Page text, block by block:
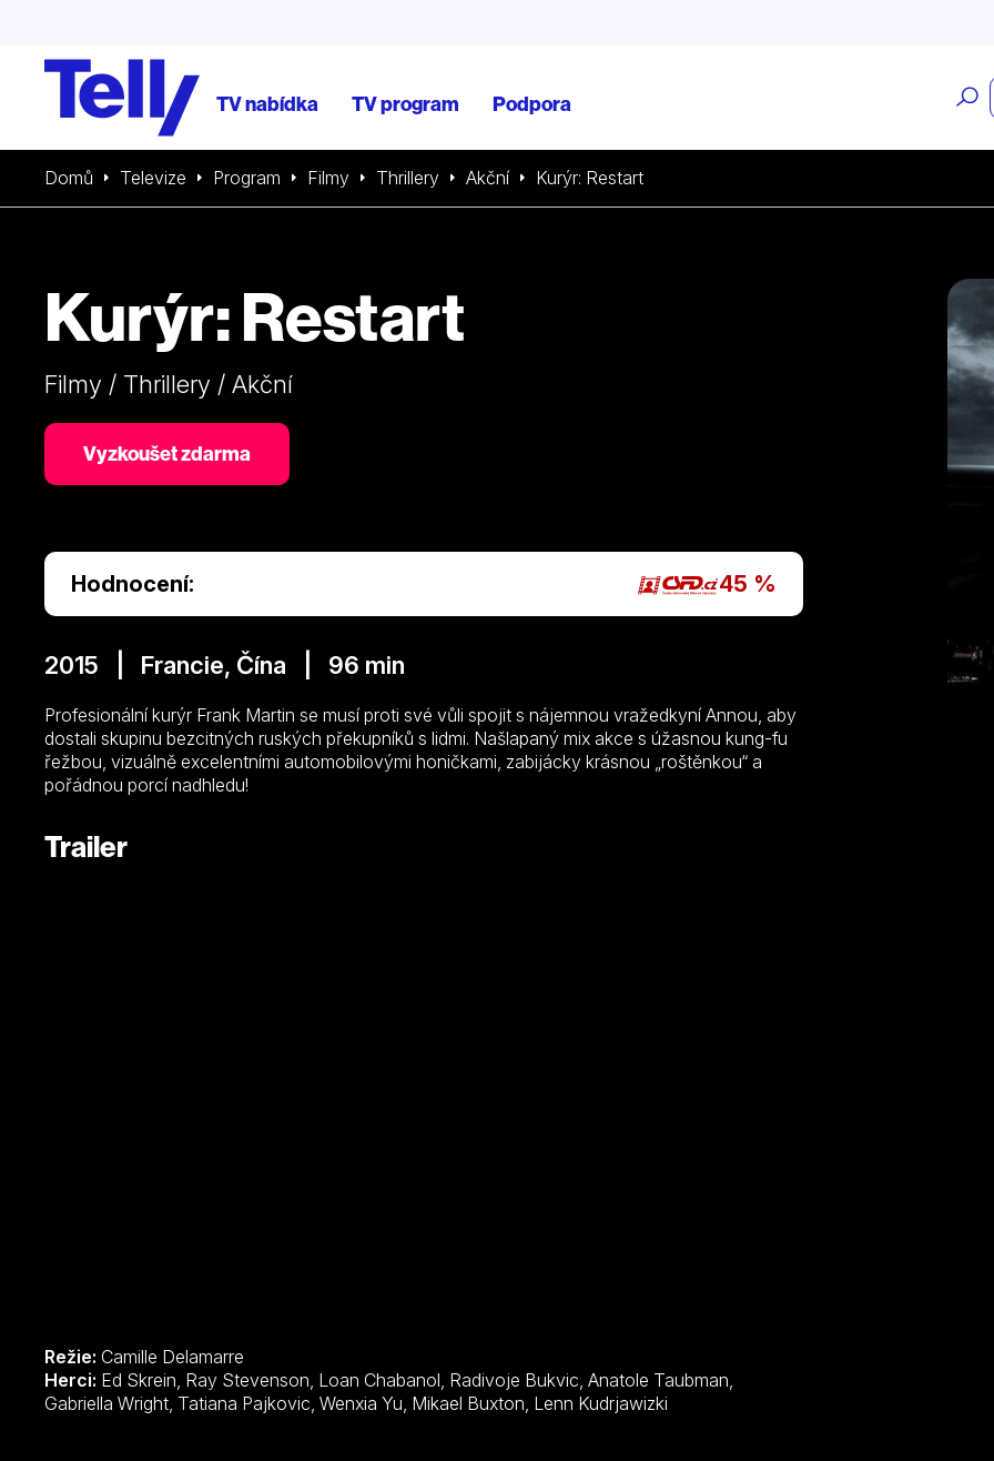
TV nabídka TV program Podpora
Domů Televize Program Filmy Thrillery Akční Kurýr: Restart
Kurýr: Restart
Filmy / Thrillery / Akční
Vyzkoušet zdarma
Hodnocení: 45 %
2015 | Francie, Čína | 96 min
Profesionální kurýr Frank Martin se musí proti své vůli spojit s nájemnou vražedkyní Annou, aby
dostali skupinu bezcitných ruských překupníků s lidmi. Našlapaný mix akce s úžasnou kung-fu
řežbou, vizuálně excelentními automobilovými honičkami, zabijácky krásnou „roštěnkou“ a
pořádnou porcí nadhledu!
Trailer
Režie: Camille Delamarre
Herci:
Gabriella Wright, Tatiana Pajkovic, Wenxia Yu, Mikael Buxton, Lenn Kudrjawizki